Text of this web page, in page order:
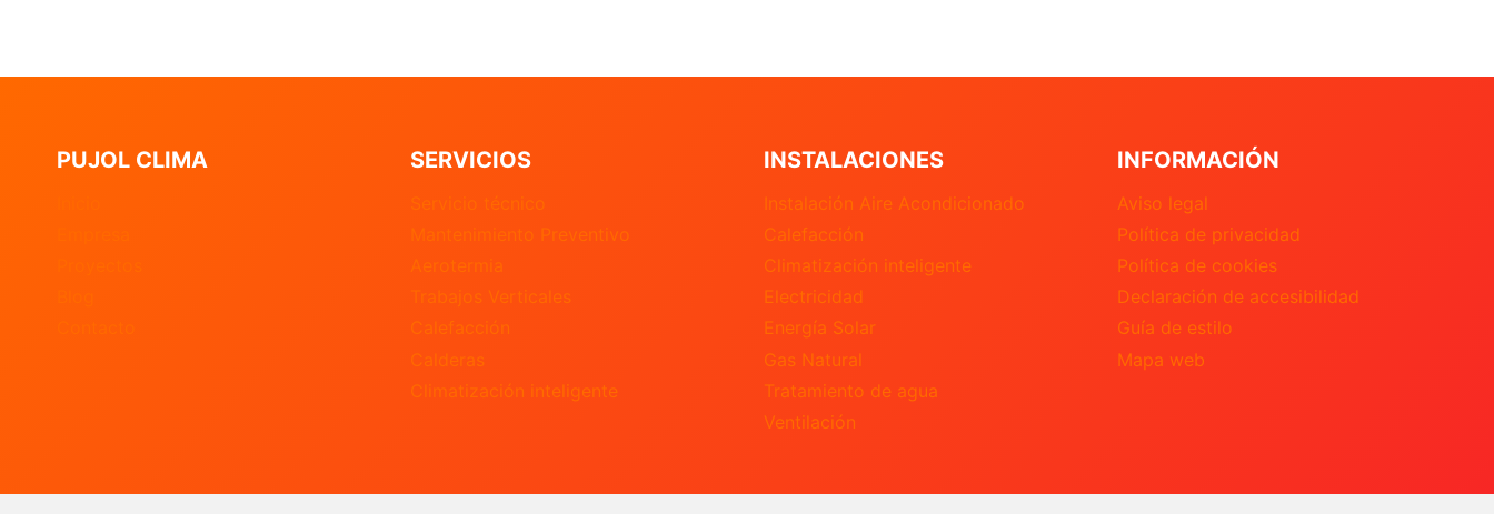
PUJOL CLIMA SERVICIOS
Mantenimiento Preventivo
Aerotermia
Trabajos Verticales
Calefacción
Calderas
Climatización inteligente
INSTALACIONES
Instalación Aire Acondicionado
Calefacción
Climatización inteligente
Electricidad
Energía Solar
Gas Natural
Tratamiento de agua
Ventilación
INFORMACIÓN
Aviso legal
Política de privacidad
Política de cookies
Declaración de accesibilidad
Guía de estilo
Mapa web